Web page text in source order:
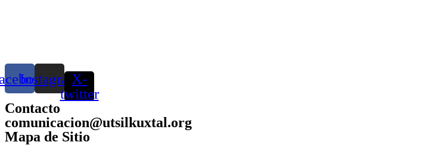
InstagramX-
twitter
Contacto
comunicacion@utsilkuxtal.org
Mapa de Sitio